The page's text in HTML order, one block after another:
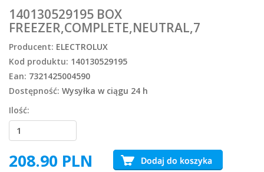
140130529195 BOX
FREEZER,COMPLETE,NEUTRAL,7
Producent: ELECTROLUX
Kod produktu: 140130529195
Ean: 7321425004590
Dostępność: Wysyłka w ciągu 24 h
Ilość:
208.90 PLN